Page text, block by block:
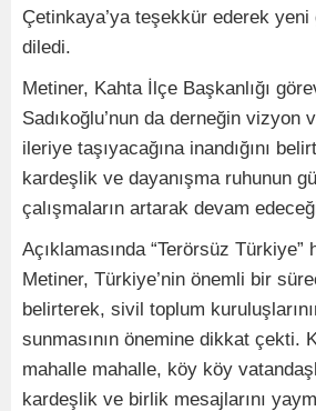
Çetinkaya’ya teşekkür ederek yeni
diledi.
Metiner, Kahta İlçe Başkanlığı
Sadıkoğlu’nun da derneğin vizyon
ileriye taşıyacağına inandığını
kardeşlik ve dayanışma ruhunun
çalışmaların artarak devam
Açıklamasında “Terörsüz Türkiye”
Metiner, Türkiye’nin önemli bir
belirterek, sivil toplum
sunmasının önemine dikkat çekti.
mahalle mahalle, köy köy
kardeşlik ve birlik mesajlarını